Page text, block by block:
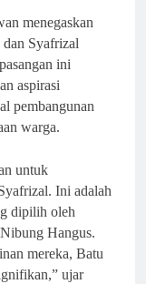
menegaskan
Syafrizal
ini
aspirasi
pembangunan
warga.
untuk
Ini adalah
dipilih oleh
Hangus.
mereka, Batu
ujar